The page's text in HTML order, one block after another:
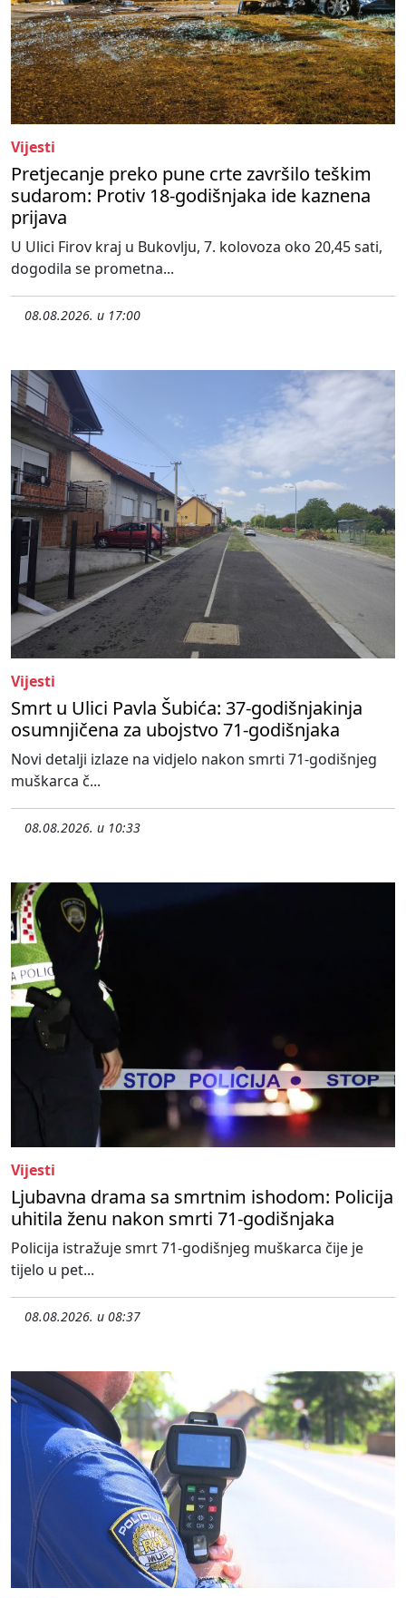
Vijesti
Pretjecanje preko pune crte završilo teškim
sudarom: Protiv 18-godišnjaka ide kaznena
prijava
U Ulici Firov kraj u Bukovlju, 7. kolovoza oko 20,45 sati,
dogodila se prometna...
08.08.2026. u 17:00
Vijesti
Smrt u Ulici Pavla Šubića: 37-godišnjakinja
osumnjičena za ubojstvo 71-godišnjaka
Novi detalji izlaze na vidjelo nakon smrti 71-godišnjeg
muškarca č...
08.08.2026. u 10:33
Vijesti
Ljubavna drama sa smrtnim ishodom: Policija
uhitila ženu nakon smrti 71-godišnjaka
Policija istražuje smrt 71-godišnjeg muškarca čije je
tijelo u pet...
08.08.2026. u 08:37